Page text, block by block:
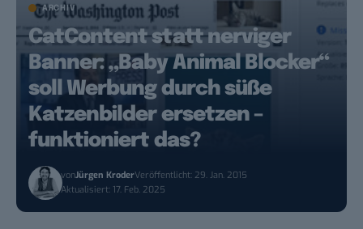
ARCHIV
CatContent statt nerviger
Banner: „Baby Animal Blocker“
soll Werbung durch süße
Katzenbilder ersetzen –
funktioniert das?
vonJürgen KroderVeröffentlicht: 29. Jan. 2015
Aktualisiert: 17. Feb. 2025